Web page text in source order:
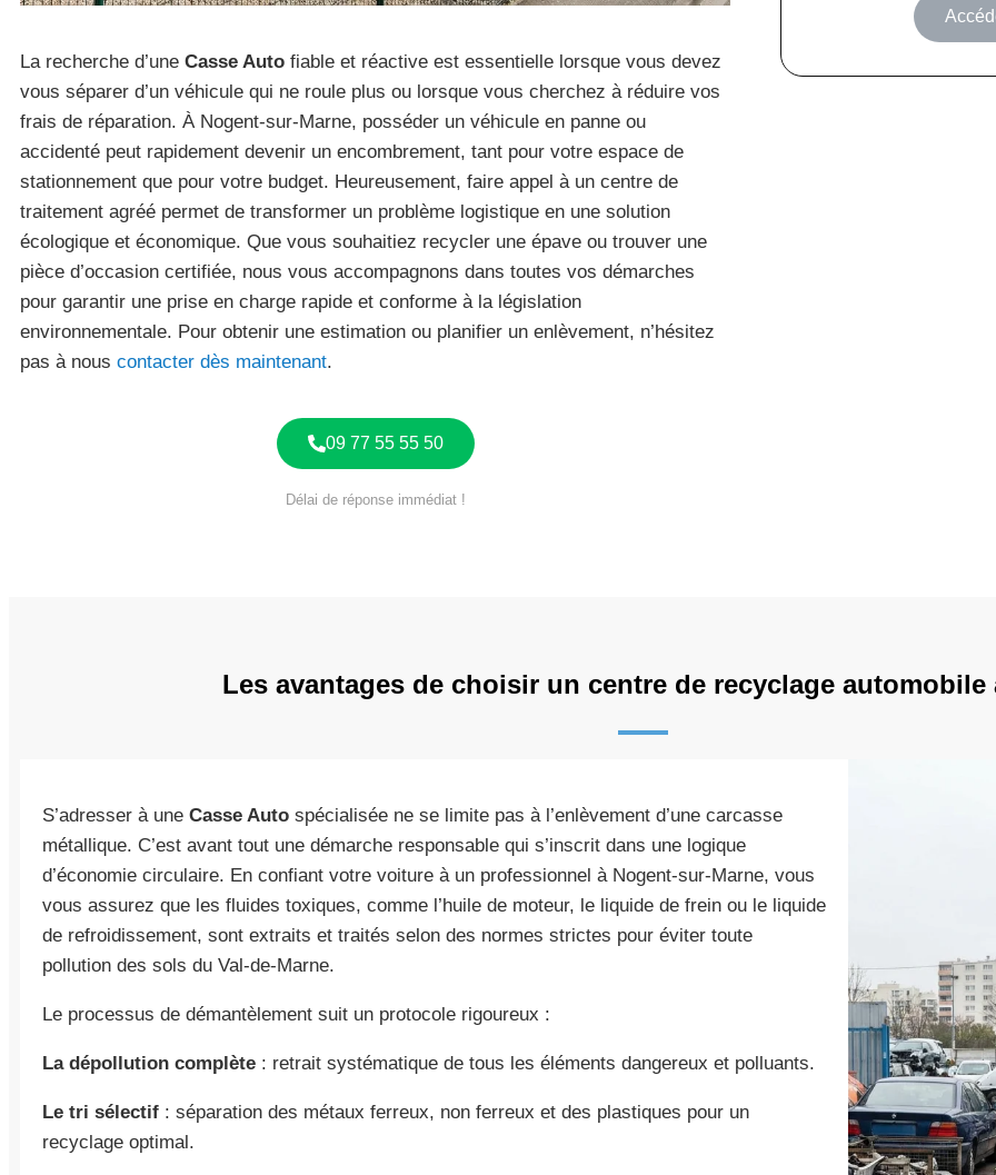
La recherche d’une Casse Auto fiable et réactive est essentielle lorsque vous devez
vous séparer d’un véhicule qui ne roule plus ou lorsque vous cherchez à réduire vos
frais de réparation. À Nogent-sur-Marne, posséder un véhicule en panne ou
accidenté peut rapidement devenir un encombrement, tant pour votre espace de
stationnement que pour votre budget. Heureusement, faire appel à un centre de
traitement agréé permet de transformer un problème logistique en une solution
écologique et économique. Que vous souhaitiez recycler une épave ou trouver une
pièce d’occasion certifiée, nous vous accompagnons dans toutes vos démarches
pour garantir une prise en charge rapide et conforme à la législation
environnementale. Pour obtenir une estimation ou planifier un enlèvement, n’hésitez
pas à nous contacter dès maintenant.
09 77 55 55 50
Délai de réponse immédiat !
Les avantages de choisir un centre de recyclage automobile
S’adresser à une Casse Auto spécialisée ne se limite pas à l’enlèvement d’une carcasse
métallique. C’est avant tout une démarche responsable qui s’inscrit dans une logique
d’économie circulaire. En confiant votre voiture à un professionnel à Nogent-sur-Marne, vous
vous assurez que les fluides toxiques, comme l’huile de moteur, le liquide de frein ou le liquide
de refroidissement, sont extraits et traités selon des normes strictes pour éviter toute
pollution des sols du Val-de-Marne.
Le processus de démantèlement suit un protocole rigoureux :
La dépollution complète : retrait systématique de tous les éléments dangereux et polluants.
Le tri sélectif : séparation des métaux ferreux, non ferreux et des plastiques pour un
recyclage optimal.